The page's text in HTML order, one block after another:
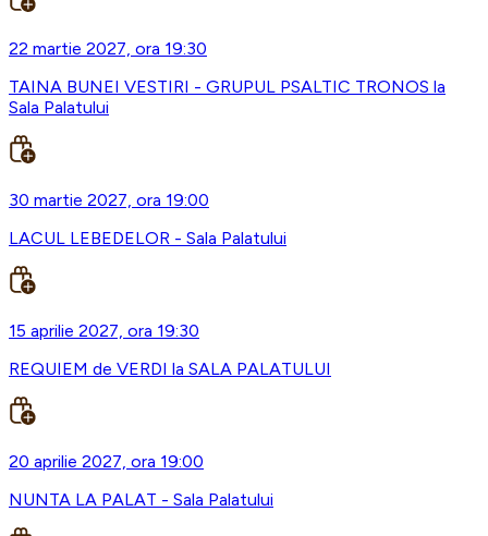
22 martie 2027, ora 19:30
TAINA BUNEI VESTIRI - GRUPUL PSALTIC TRONOS la
Sala Palatului
30 martie 2027, ora 19:00
LACUL LEBEDELOR - Sala Palatului
15 aprilie 2027, ora 19:30
REQUIEM de VERDI la SALA PALATULUI
20 aprilie 2027, ora 19:00
NUNTA LA PALAT - Sala Palatului